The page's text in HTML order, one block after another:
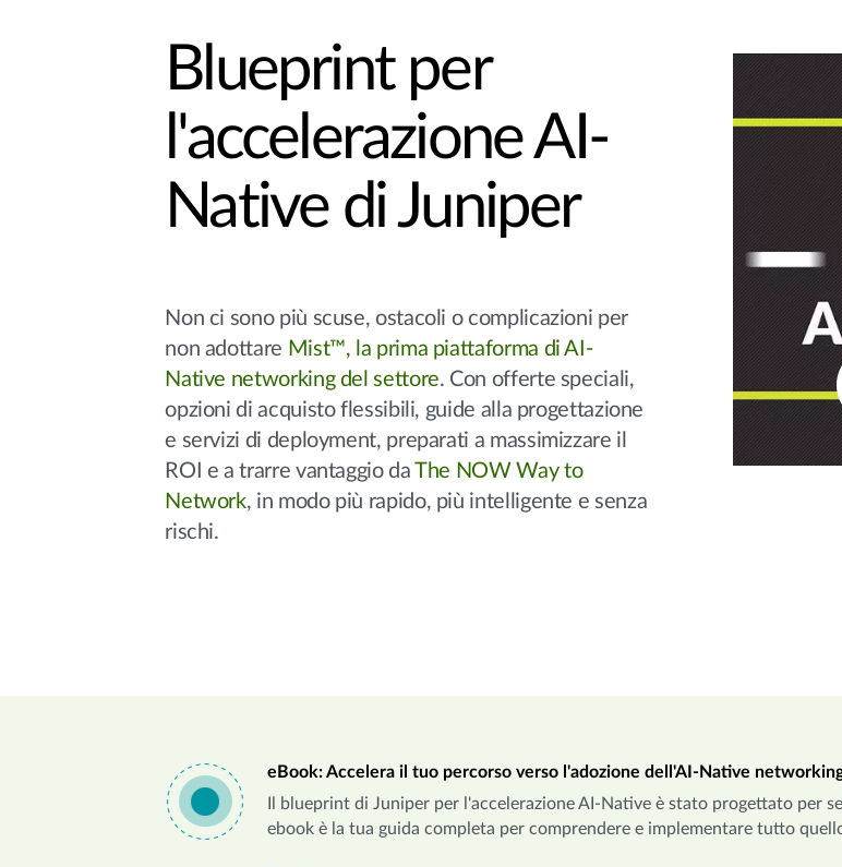
Blueprint per
l'accelerazione AI-
Native di Juniper
Non ci sono più scuse, ostacoli o complicazioni per
non adottare Mist™, la prima piattaforma di AI-
Native networking del settore. Con offerte speciali,
opzioni di acquisto flessibili, guide alla progettazione
e servizi di deployment, preparati a massimizzare il
ROI e a trarre vantaggio daThe NOW Way to
Network, in modo più rapido, più intelligente e senza
rischi.
eBook: Accelera il tuo percorso verso l'adozione dell'AI-Native
Il blueprint di Juniper per l'accelerazione AI-Native è stato progettato per
ebook è la tua guida completa per comprendere e implementare tutto